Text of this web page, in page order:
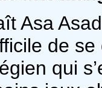
Asa
de
qui